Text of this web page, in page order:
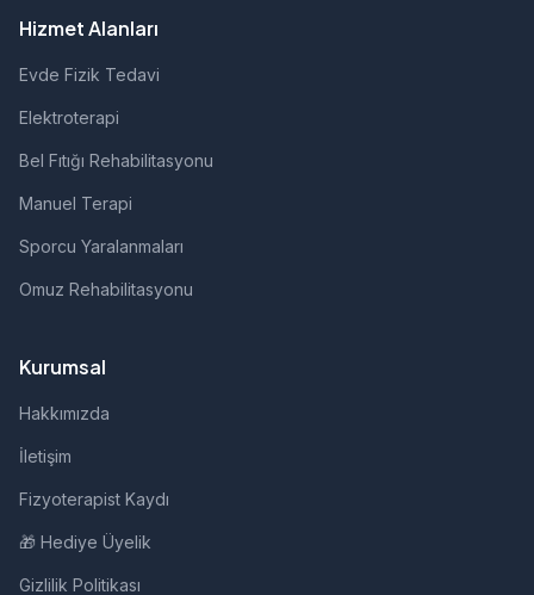
Hizmet Alanları
Evde Fizik Tedavi
Elektroterapi
Bel Fıtığı Rehabilitasyonu
Manuel Terapi
Sporcu Yaralanmaları
Omuz Rehabilitasyonu
Kurumsal
Hakkımızda
İletişim
Fizyoterapist Kaydı
🎁 Hediye Üyelik
Gizlilik Politikası